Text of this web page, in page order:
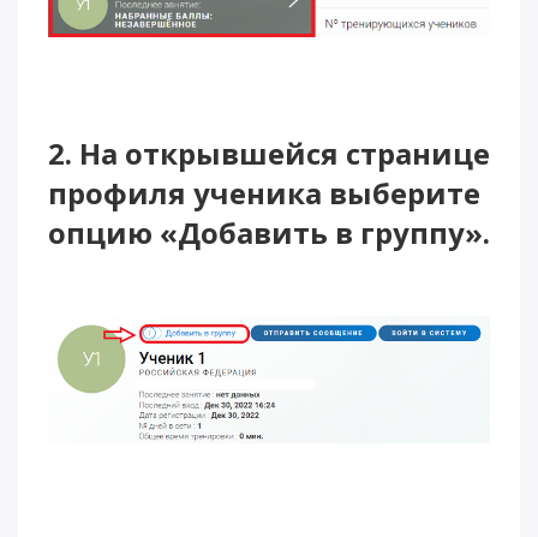
2. На открывшейся странице
профиля ученика выберите
опцию «Добавить в группу».